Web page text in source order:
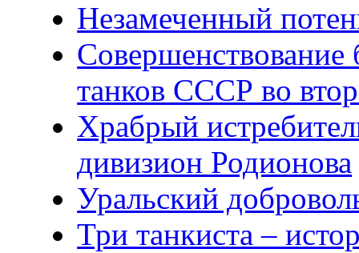
Незамеченный
Совершенствование
танков СССР во
Храбрый
дивизион Родионова
Уральский
Три танкиста –